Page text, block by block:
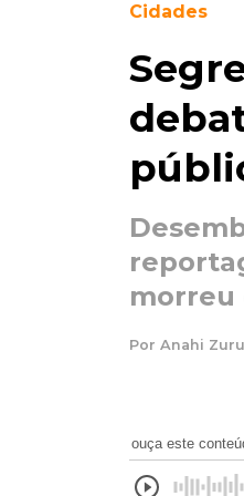
Cidades
morreu
Por Anahi
ouça este